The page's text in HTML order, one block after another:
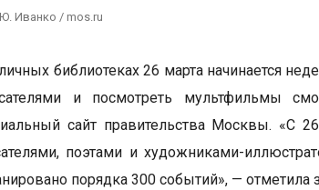
Иванко / mos.ru
библиотеках 26 марта начинается
и посмотреть мультфильмы
сайт правительства Москвы. «С
поэтами и художниками-
порядка 300 событий», —